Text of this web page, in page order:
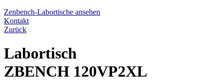
Zenbench-Labortische ansehen
Kontakt
Zurück
Labortisch
ZBENCH 120VP2XL